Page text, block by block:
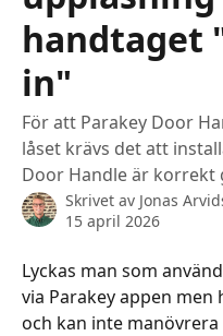
handtaget
in"
För att Parakey Door
låset krävs det att
Door Handle är korrekt
Skrivet av Jonas
15 april 2026
Lyckas man som
via Parakey appen
och kan inte